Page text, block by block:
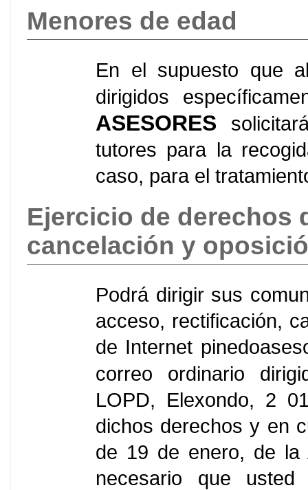
Menores de edad
En el supuesto que
dirigidos
ASESORES
tutores para la
caso, para el
Ejercicio de derechos
cancelación y
Podrá dirigir sus
acceso, rectificación,
de Internet
correo ordinario
LOPD, Elexondo, 2
dichos derechos y en
de 19 de enero, de la
necesario que